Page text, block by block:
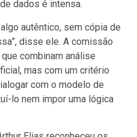
dados é intensa.
autêntico, sem cópia de
disse ele. A comissão
combinam análise
mas com um critério
com o modelo de
lo nem impor uma lógica